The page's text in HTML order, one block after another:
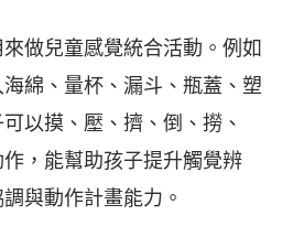
做兒童感覺統合活動。例如
綿、量杯、漏斗、瓶蓋、塑
以摸、壓、擠、倒、撈、
，能幫助孩子提升觸覺辨
與動作計畫能力。